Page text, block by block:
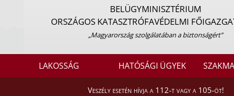
BELÜGYMINISZTÉRIUM
ORSZÁGOS KATASZTRÓFAVÉDELMI
„Magyarország szolgálatában a biztonságért”
LAKOSSÁG HATÓSÁGI ÜGYEK
Veszély esetén hívja a 112-t vagy a 105-öt!